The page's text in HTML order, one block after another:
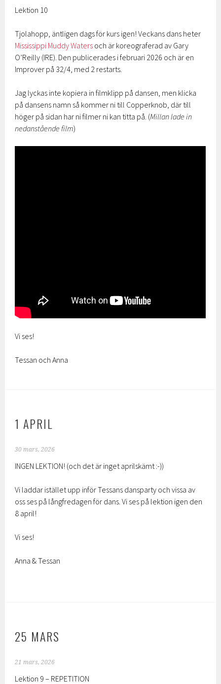
Lektion 10
Tjolahopp, äntligen dags för kurs igen! Veckans dans heter
Mississippi Muddy Waters och är koreograferad av Gary
O’Reilly (IRE). Den publicerades i februari 2026 och är en
Improver på 32/4, med 2 restarts.
Jag lyckas inte kopiera in filmklipp på dansen, men klicka
på dansens namn så kommer ni till Copperknob, där till
höger på sidan har ni filmer ni kan titta på. (Millan lade in
nedanstående film)
Vi ses!
Tessan och Anna
1 APRIL
30 mars, 2026
INGEN LEKTION! (och det är inget aprilskämt :-))
Vi laddar istället upp inför Tessans dansparty och vissa av
oss ses på långfredagen för dans. Vi ses på lektion igen den
8 april!
Vi ses!
Anna & Tessan
25 MARS
21 mars, 2026
Lektion 9 – REPETITION